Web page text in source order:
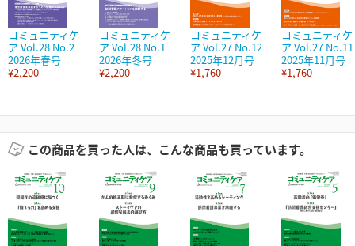
コミュニティケ
ア Vol.28 No.2
2026年春号
¥2,200
コミュニティケ
ア Vol.28 No.1
2026年冬号
¥2,200
コミュニティケ
ア Vol.27 No.12
2025年12月号
¥1,760
コミュニティケ
ア Vol.27 No.11
2025年11月号
¥1,760
この商品を買った人は、こんな商品も買っています。